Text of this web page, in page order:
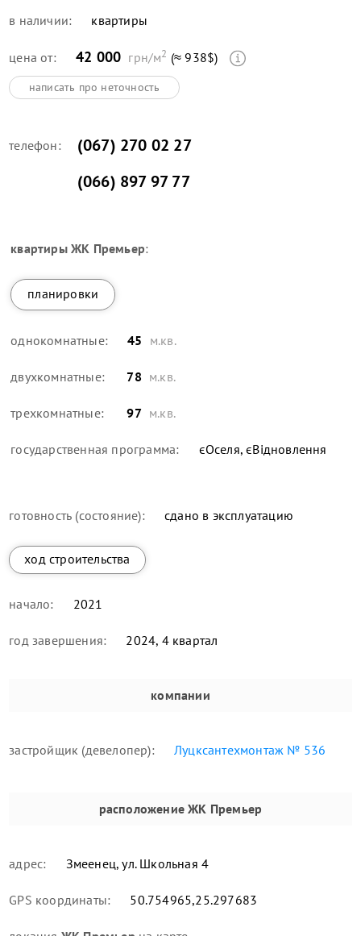
в наличии: квартиры
цена от: 42 000 грн/м2 (≈ 938$)
написать про неточность
телефон:
(067) 270 02 27
(066) 897 97 77
квартирыЖК Премьер:
планировки
однокомнатные: 45 м.кв.
двухкомнатные: 78 м.кв.
трехкомнатные: 97 м.кв.
государственная программа: єОселя, єВідновлення
готовность (состояние): сдано в эксплуатацию
ход строительства
начало: 2021
год завершения: 2024, 4 квартал
компании
застройщик (девелопер): Луцксантехмонтаж № 536
расположение ЖК Премьер
адрес: Змеенец, ул. Школьная 4
GPS координаты: 50.754965,25.297683